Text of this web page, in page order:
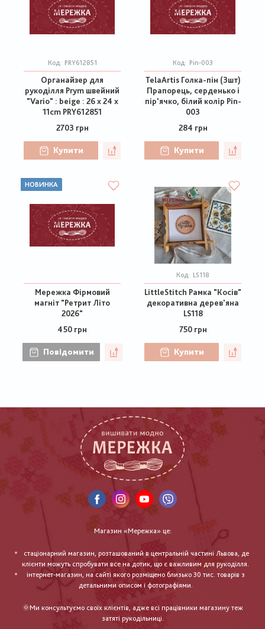
Код: PRY612851
Органайзер для
рукоділля Prym швейний
"Vario" : beige : 26 x 24 x
11cm PRY612851
2703 грн
Купити
Код: Pin-003
TelaArtis Голка-пін (3шт)
Прапорець, серденько і
пір'ячко, білий колір Pin-
003
284 грн
Купити
НОВИНКА
Мережка Фірмовий
магніт "Ретрит Літо
2026"
450 грн
Повідомити
Код: LS118
LittleStitch Рамка "Косів"
декоративна дерев'яна
LS118
750 грн
Купити
Магазин «Мережка» це:
стаціонарний магазин, розташований в центральній частині Львова, де
клієнти можуть спробувати все на дотик, що є важливим для рукоділля.
інтернет-магазин, на сайті якого розміщено близько 30 тис. товарів з
детальними описом і фотографіями.
🌞Ми консультуємо своїх клієнтів, адже всі працівники магазину теж
затяті рукодільниці.